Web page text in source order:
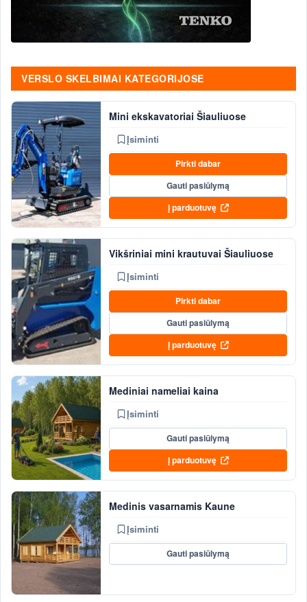
VERSLO SKELBIMAI KATEGORIJOSE
Mini ekskavatoriai Šiauliuose
Įsiminti
Pirkti dabar
Gauti pasiūlymą
Į parduotuvę
Vikšriniai mini krautuvai Šiauliuose
Įsiminti
Pirkti dabar
Gauti pasiūlymą
Į parduotuvę
Mediniai nameliai kaina
Įsiminti
Gauti pasiūlymą
Į parduotuvę
Medinis vasarnamis Kaune
Įsiminti
Gauti pasiūlymą